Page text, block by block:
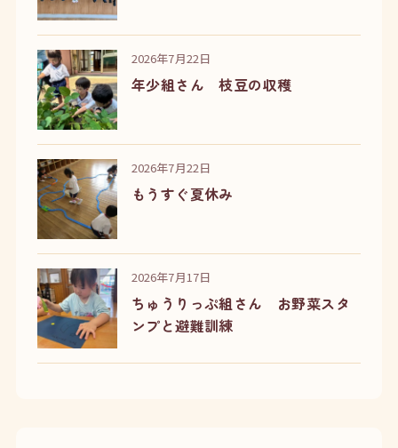
年少組さん 枝豆の収穫
2026年7月22日
もうすぐ夏休み
2026年7月22日
ちゅうりっぷ組さん お野菜スタ
ンプと避難訓練
2026年7月17日